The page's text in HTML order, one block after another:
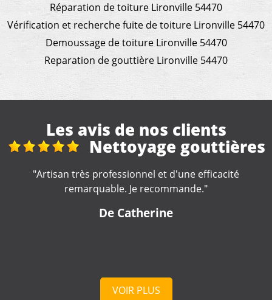
Réparation de toiture Lironville 54470
Vérification et recherche fuite de toiture Lironville 54470
Demoussage de toiture Lironville 54470
Reparation de gouttière Lironville 54470
Les avis de nos clients
Travaux de
couverture
"Je recommande, très sérieux !! "
De Marine
VOIR PLUS